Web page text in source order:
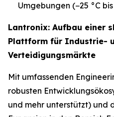
Umgebungen (−25 °C
Lantronix: Aufbau einer
Plattform für Industrie-
Verteidigungsmärkte
Mit umfassenden
robusten
und mehr unterstützt) und